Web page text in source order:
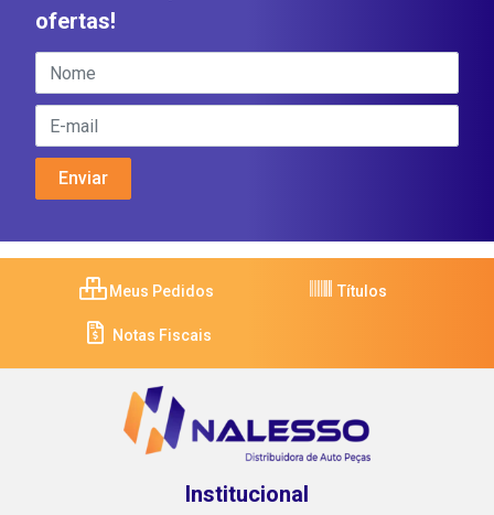
ofertas!
Meus Pedidos Títulos
Notas Fiscais
Institucional